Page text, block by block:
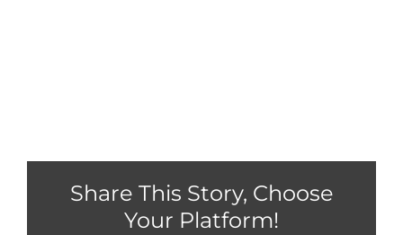
Share This Story, Choose
Your Platform!